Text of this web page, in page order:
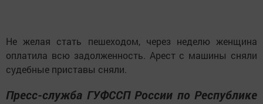
Не желая стать пешеходом, через неделю женщина
оплатила всю задолженность. Арест с машины сняли
судебные приставы сняли.
Пресс-служба ГУФССП России по Республике